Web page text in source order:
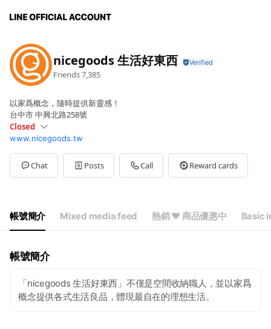
nicegoods 生活好東西
Friends7,385
以家爲概念，隨時提供新靈感！
台中市 中興北路258號
Closed
SunClosed
Mon08:30 - 17:30
Tue08:30 - 17:30
Wed08:30 - 17:30
SatClosed
週一至週五 08:30~17:30
www.nicegoods.tw
Chat Posts Call Reward cards
帳號簡介 Mixed media feed 熱銷 ♥ 商品優惠中 Basic
帳號簡介
「nicegoods 生活好東西」不僅是空間收納職人，並以家爲
概念提供各式生活良品，體現最自在的理想生活。